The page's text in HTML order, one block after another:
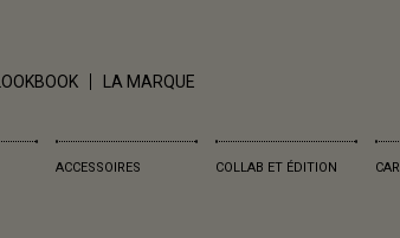
LOOKBOOK LA MARQUE
ACCESSOIRES COLLAB ET ÉDITION